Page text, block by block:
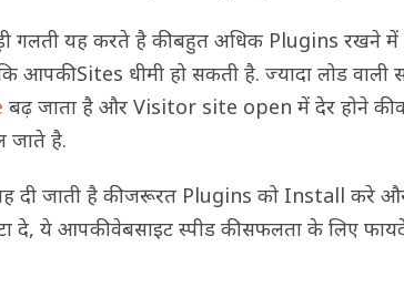
गलती यह करते है की बहुत अधिक Plugins रखने
आपकी Sites धीमी हो सकती है. ज्यादा लोड वाली
बढ़ जाता है और Visitor site open में देर होने की
जाते है.
दी जाती है की जरूरत Plugins को Install करे
दे, ये आपकी वेबसाइट स्पीड की सफलता के लिए